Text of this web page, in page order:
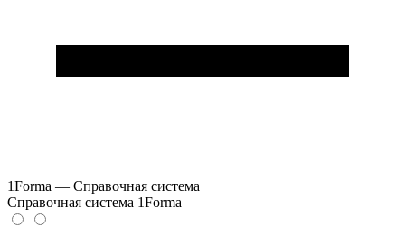
1Forma — Справочная система
Справочная система 1Forma